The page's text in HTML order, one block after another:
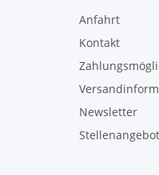
Anfahrt
Kontakt
Newsletter